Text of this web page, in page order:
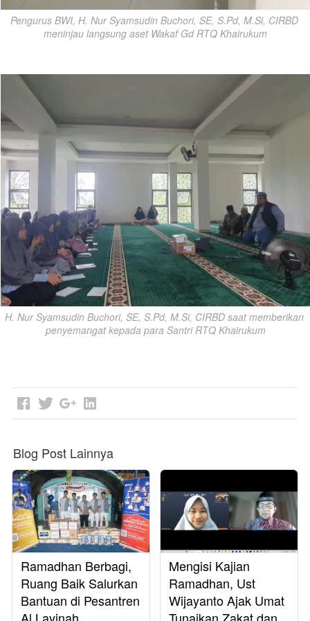
Pengurus BWI, H. Nur Syamsudin Buchori, SE, S.Pd, M.Si, CIRBD
meninjau langsung aset Wakaf Gd RTQ Khairukum
H. Nur Syamsudin Buchori, SE, S.Pd, M.Si, CIRBD saat memberikan
penyemangat kepada para Santri RTQ Khairukum
Blog Post Lainnya
Ramadhan Berbagi,
Ruang Baik Salurkan
Bantuan di Pesantren
Al Layinah,
Mengisi Kajian
Ramadhan, Ust
Wijayanto Ajak Umat
Tunaikan Zakat dan